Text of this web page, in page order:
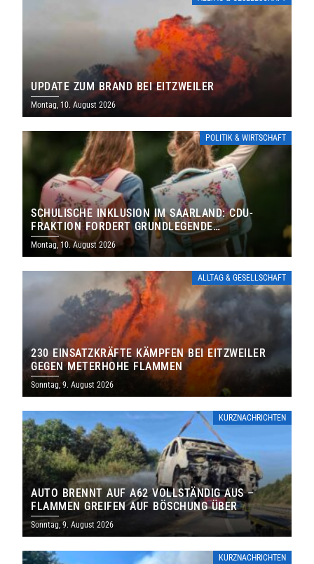
UPDATE ZUM BRAND BEI EITZWEILER
Montag, 10. August 2026
POLITIK & WIRTSCHAFT
SCHULISCHE INKLUSION IM SAARLAND: CDU-
FRAKTION FORDERT GRUNDLEGENDE
NEUAUFSTELLUNG
Montag, 10. August 2026
ALLTAG & GESELLSCHAFT
230 EINSATZKRÄFTE KÄMPFEN BEI EITZWEILER
GEGEN METERHOHE FLAMMEN
Sonntag, 9. August 2026
KURZNACHRICHTEN
AUTO BRENNT AUF A62 VOLLSTÄNDIG AUS –
FLAMMEN GREIFEN AUF BÖSCHUNG ÜBER
Sonntag, 9. August 2026
KURZNACHRICHTEN